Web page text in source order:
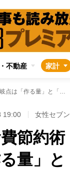
不動産 家計
【自炊がお得vs買った方が安い】食費節約術をシミュレーション、分岐点は「作る量」と「料理の種類」
19:00 女性セブン
節約術
量」と